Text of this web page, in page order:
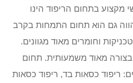
בתחום הריפוד הינו
גם הוא תחום התמחות בקרב
וחומרים מאוד מגוונים.
בצורה מאוד משמעותית. תחום
ריפוד כסאות בד, ריפוד כסאות